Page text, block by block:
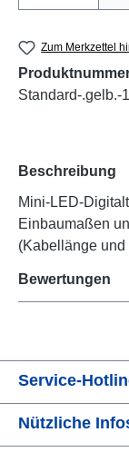
Zum Merkzettel
Standard-.gelb.-
Beschreibung
Mini-LED-
Einbaumaßen
(Kabellänge
Bewertungen
Service-
Nützliche